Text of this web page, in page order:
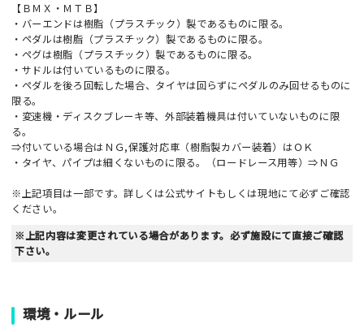
【ＢＭＸ・ＭＴＢ】
・バーエンドは樹脂（プラスチック）製であるものに限る。
・ペダルは樹脂（プラスチック）製であるものに限る。
・ペグは樹脂（プラスチック）製であるものに限る。
・サドルは付いているものに限る。
・ペダルを後ろ回転した場合、タイヤは回らずにペダルのみ回せるものに
限る。
・変速機・ディスクブレーキ等、外部装着機具は付いていないものに限
る。
⇒付いている場合はＮＧ,保護対応車（樹脂製カバー装着）はＯＫ
・タイヤ、パイプは細くないものに限る。（ロードレース用等）⇒ＮＧ
※上記項目は一部です。詳しくは公式サイトもしくは現地にて必ずご確認
ください。
※上記内容は変更されている場合があります。必ず施設にて直接ご確認
下さい。
環境・ルール